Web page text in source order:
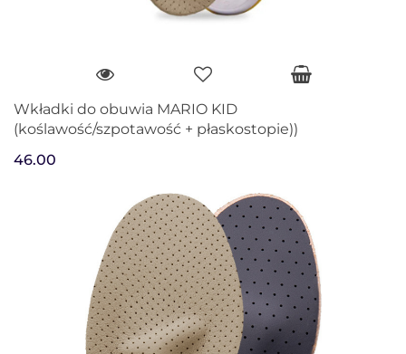
Wkładki do obuwia MARIO KID
(koślawość/szpotawość + płaskostopie))
46.00